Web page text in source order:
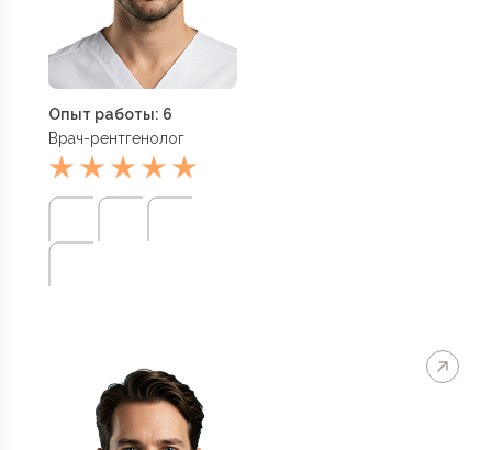
Опыт работы: 6
Врач-рентгенолог